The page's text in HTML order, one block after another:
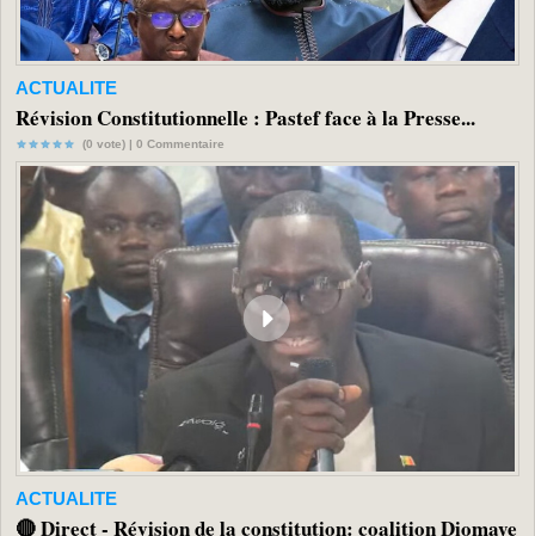
ACTUALITE
Révision Constitutionnelle : Pastef face à la Presse...
(0 vote) | 0 Commentaire
ACTUALITE
🔴 Direct - Révision de la constitution: coalition Diomaye